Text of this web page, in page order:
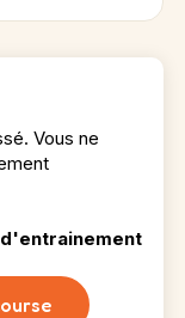
Vous ne